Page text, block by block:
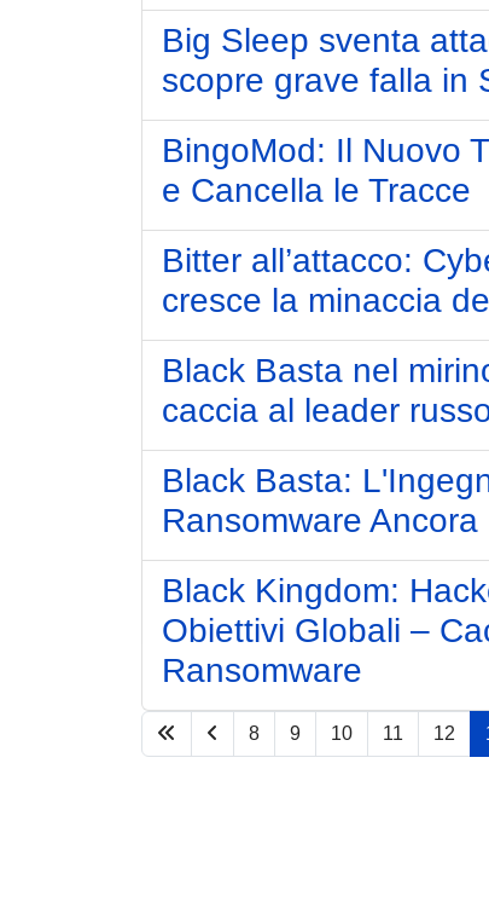
Big Sleep sventa
scopre grave falla in
BingoMod: Il Nuovo
e Cancella le Tracce
Bitter all’attacco:
cresce la minaccia
Black Basta nel
caccia al leader
Black Basta:
Ransomware
Black Kingdom:
Obiettivi Globali –
Ransomware
8 9 10 11 12